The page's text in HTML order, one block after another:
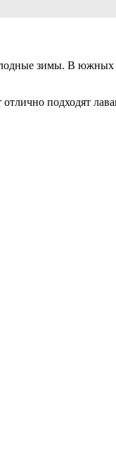
зимы. В южных
подходят